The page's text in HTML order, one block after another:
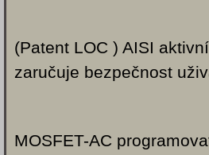
(Patent LOC ) AISI
zaručuje bezpečnost
MOSFET-AC